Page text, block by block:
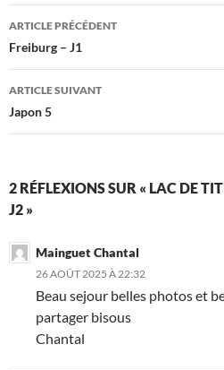
Navigation
des
articles
ARTICLE PRÉCÉDENT
Freiburg – J1
ARTICLE SUIVANT
Japon 5
2 RÉFLEXIONS SUR « LAC DE
J2 »
Mainguet Chantal
26 AOÛT 2025 À 22:32
Beau sejour belles photos et
partager bisous
Chantal